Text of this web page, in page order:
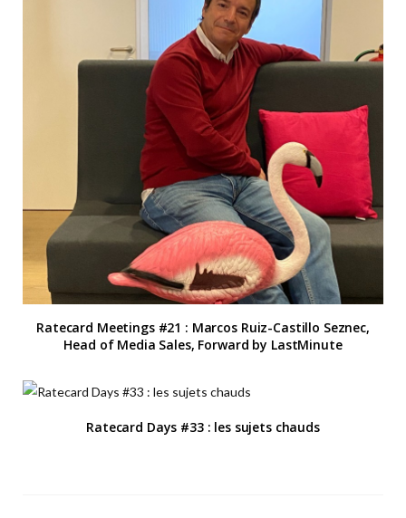
Ratecard Meetings #21 : Marcos Ruiz-Castillo Seznec,
Head of Media Sales, Forward by LastMinute
Ratecard Days #33 : les sujets chauds